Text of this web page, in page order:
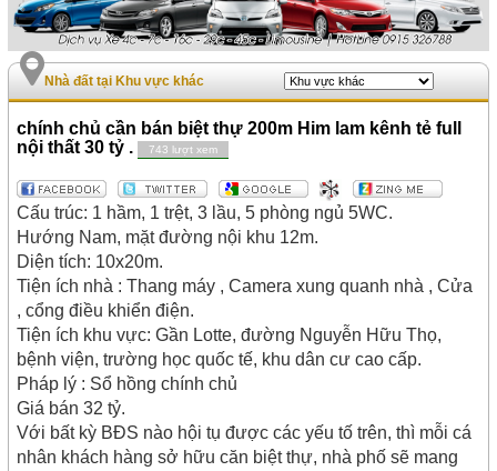
Nhà đất tại Khu vực khác
chính chủ cần bán biệt thự 200m Him lam kênh tẻ full
nội thất 30 tỷ .
743 lượt xem
Cấu trúc: 1 hầm, 1 trệt, 3 lầu, 5 phòng ngủ 5WC.
Hướng Nam, mặt đường nội khu 12m.
Diện tích: 10x20m.
Tiện ích nhà : Thang máy , Camera xung quanh nhà , Cửa
, cổng điều khiển điện.
Tiện ích khu vực: Gần Lotte, đường Nguyễn Hữu Thọ,
bệnh viện, trường học quốc tế, khu dân cư cao cấp.
Pháp lý : Sổ hồng chính chủ
Giá bán 32 tỷ.
Với bất kỳ BĐS nào hội tụ được các yếu tố trên, thì mỗi cá
nhân khách hàng sở hữu căn biệt thự, nhà phố sẽ mang